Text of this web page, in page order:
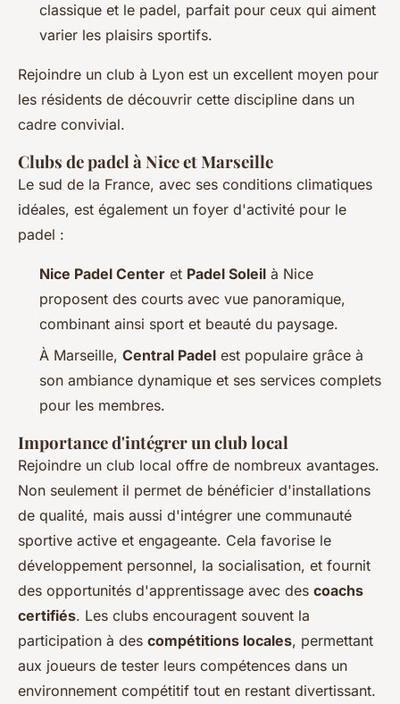
classique et le padel, parfait pour ceux qui aiment
varier les plaisirs sportifs.
Rejoindre un club à Lyon est un excellent moyen pour
les résidents de découvrir cette discipline dans un
cadre convivial.
Clubs de padel à Nice et Marseille
Le sud de la France, avec ses conditions climatiques
idéales, est également un foyer d'activité pour le
padel :
Nice Padel Center et Padel Soleil à Nice
proposent des courts avec vue panoramique,
combinant ainsi sport et beauté du paysage.
À Marseille, Central Padel est populaire grâce à
son ambiance dynamique et ses services complets
pour les membres.
Importance d'intégrer un club local
Rejoindre un club local offre de nombreux avantages.
Non seulement il permet de bénéficier d'installations
de qualité, mais aussi d'intégrer une communauté
sportive active et engageante. Cela favorise le
développement personnel, la socialisation, et fournit
des opportunités d'apprentissage avec des coachs
certifiés. Les clubs encouragent souvent la
participation à des compétitions locales, permettant
aux joueurs de tester leurs compétences dans un
environnement compétitif tout en restant divertissant.